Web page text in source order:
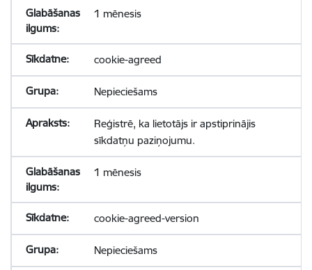
1 mēnesis
cookie-agreed
Nepieciešams
Reģistrē, ka lietotājs ir apstiprinājis
sīkdatņu paziņojumu.
1 mēnesis
cookie-agreed-version
Nepieciešams